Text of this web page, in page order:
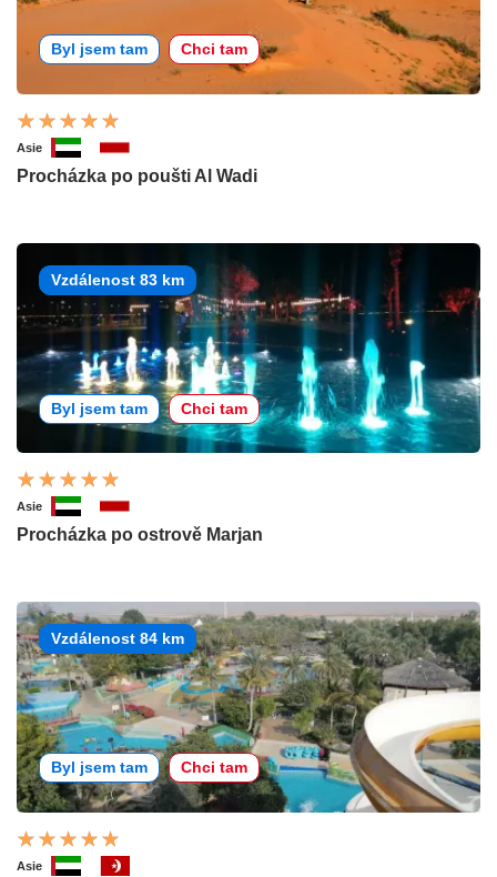
Byl jsem tam Chci tam
Asie
Procházka po poušti Al Wadi
Vzdálenost 83 km
Byl jsem tam Chci tam
Asie
Procházka po ostrově Marjan
Vzdálenost 84 km
Byl jsem tam Chci tam
Asie